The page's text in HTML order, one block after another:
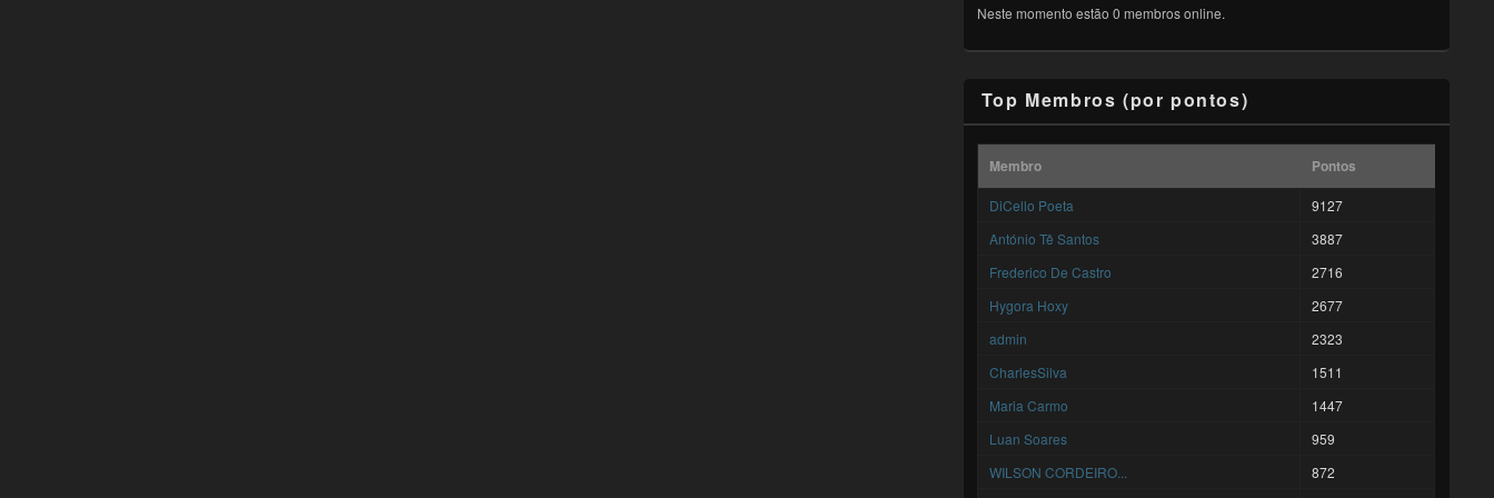
Neste momento estão 0 membros online.
Top Membros (por pontos)
Membro Pontos
DiCello Poeta
9127
António Tê Santos
3887
Frederico De Castro
2716
Hygora Hoxy
2677
admin
2323
CharlesSilva
1511
Maria Carmo
1447
Luan Soares
959
WILSON CORDEIRO...
872